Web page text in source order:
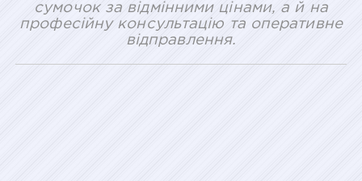
сумочок за відмінними цінами, а й на
професійну консультацію та оперативне
відправлення.